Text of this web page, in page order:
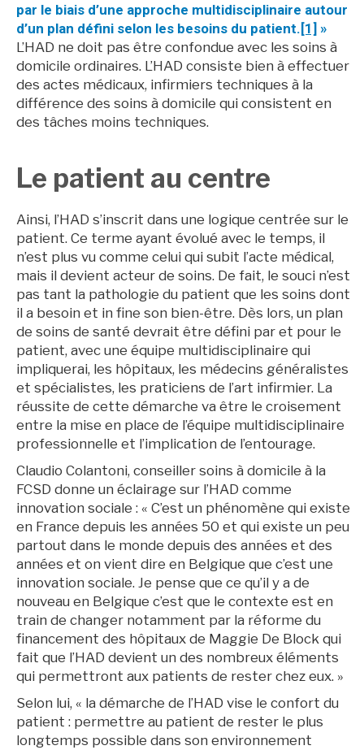
par le biais d’une approche multidisciplinaire autour
d’un plan défini selon les besoins du patient. [1] »
L’HAD ne doit pas être confondue avec les soins à
domicile ordinaires. L’HAD consiste bien à effectuer
des actes médicaux, infirmiers techniques à la
différence des soins à domicile qui consistent en
des tâches moins techniques.
Le patient au centre
Ainsi, l’HAD s’inscrit dans une logique centrée sur le
patient. Ce terme ayant évolué avec le temps, il
n’est plus vu comme celui qui subit l’acte médical,
mais il devient acteur de soins. De fait, le souci n’est
pas tant la pathologie du patient que les soins dont
il a besoin et in fine son bien-être. Dès lors, un plan
de soins de santé devrait être défini par et pour le
patient, avec une équipe multidisciplinaire qui
impliquerai, les hôpitaux, les médecins généralistes
et spécialistes, les praticiens de l’art infirmier. La
réussite de cette démarche va être le croisement
entre la mise en place de l’équipe multidisciplinaire
professionnelle et l’implication de l’entourage.
Claudio Colantoni, conseiller soins à domicile à la
FCSD donne un éclairage sur l’HAD comme
innovation sociale : « C’est un phénomène qui existe
en France depuis les années 50 et qui existe un peu
partout dans le monde depuis des années et des
années et on vient dire en Belgique que c’est une
innovation sociale. Je pense que ce qu’il y a de
nouveau en Belgique c’est que le contexte est en
train de changer notamment par la réforme du
financement des hôpitaux de Maggie De Block qui
fait que l’HAD devient un des nombreux éléments
qui permettront aux patients de rester chez eux. »
Selon lui, « la démarche de l’HAD vise le confort du
patient : permettre au patient de rester le plus
longtemps possible dans son environnement